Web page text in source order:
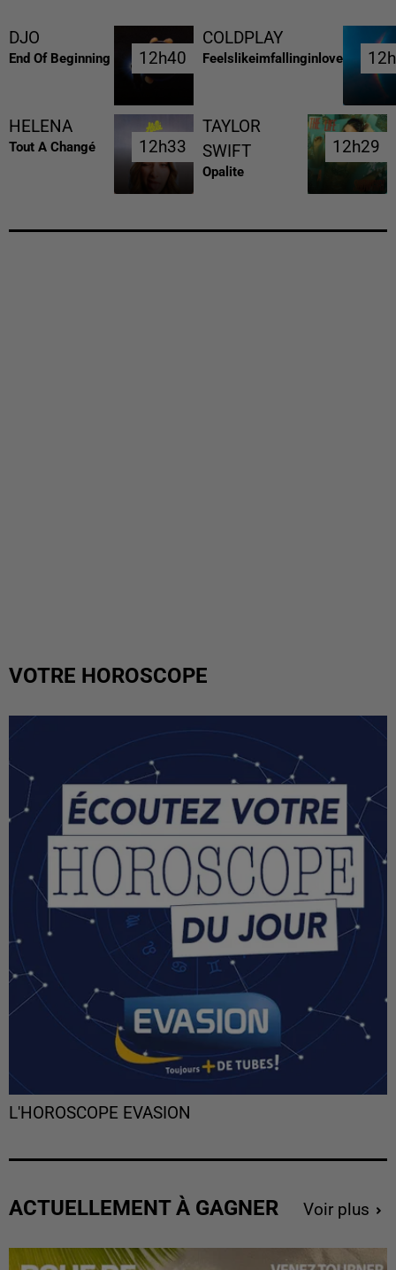
DJO
End Of Beginning 12h40
12h40
COLDPLAY
Feelslikeimfallinginlove
HELENA
Tout A Changé 12h33
12h33
TAYLOR
SWIFT
Opalite
12h29
12h29
VOTRE HOROSCOPE
L'HOROSCOPE EVASION
ACTUELLEMENT À GAGNER Voir plus